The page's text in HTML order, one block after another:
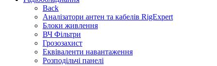
Back
Аналізатори антен та кабелів RigExpert
Блоки живлення
ВЧ Фільтри
Грозозахист
Еквіваленти навантаження
Розподільчі панелі